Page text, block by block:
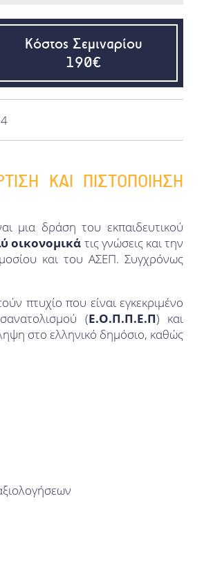
Κόστος Σεμιναρίου
190€
ΚΑΙ ΠΙΣΤΟΠΟΙΗΣΗ
μια δράση του εκπαιδευτικού
οικονομικά τις γνώσεις και την
και του ΑΣΕΠ. Συγχρόνως
πτυχίο που είναι εγκεκριμένο
(Ε.Ο.Π.Π.Ε.Π) και
στο ελληνικό δημόσιο, καθώς